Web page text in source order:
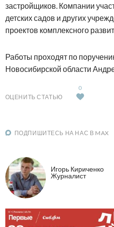
застройщиков. Компании
детских садов и других
проектов комплексного
Работы проходят по
Новосибирской области
ОЦЕНИТЬ СТАТЬЮ
0
ПОДПИШИТЕСЬ НА НАС В MAX
Игорь Кириченко
Журналист